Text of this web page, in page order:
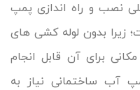
نصب و راه اندازی پمپ
بدون لوله کشی های
برای آن قابل انجام
آب ساختمانی نیاز به